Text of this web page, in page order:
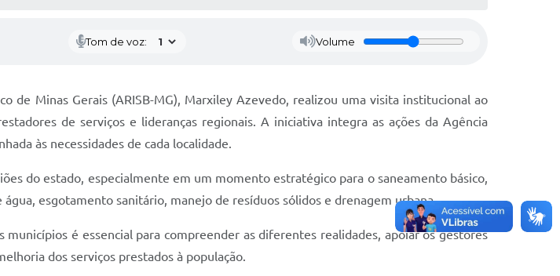
Tom de voz: Volume
de Minas Gerais (ARISB-MG), Marxiley Azevedo, realizou uma visita institucional ao
de serviços e lideranças regionais. A iniciativa integra as ações da Agência
às necessidades de cada localidade.
do estado, especialmente em um momento estratégico para o saneamento básico,
esgotamento sanitário, manejo de resíduos sólidos e drenagem urbana.
é essencial para compreender as diferentes realidades, apoiar os gestores
dos serviços prestados à população.